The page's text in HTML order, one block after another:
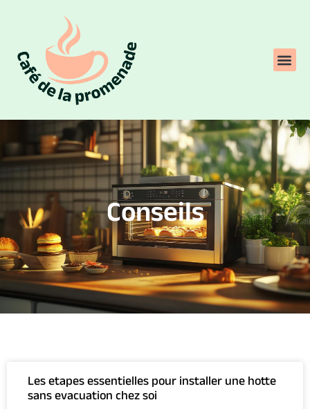
Conseils
Les etapes essentielles pour installer une hotte
sans evacuation chez soi